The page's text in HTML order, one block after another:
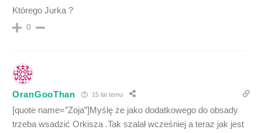
Którego Jurka ?
0
OranGooThan 15 lat temu
[quote name=”Zoja”]Myślę że jako dodatkowego do obsady
trzeba wsadzić Orkisza .Tak szalał wcześniej a teraz jak jest